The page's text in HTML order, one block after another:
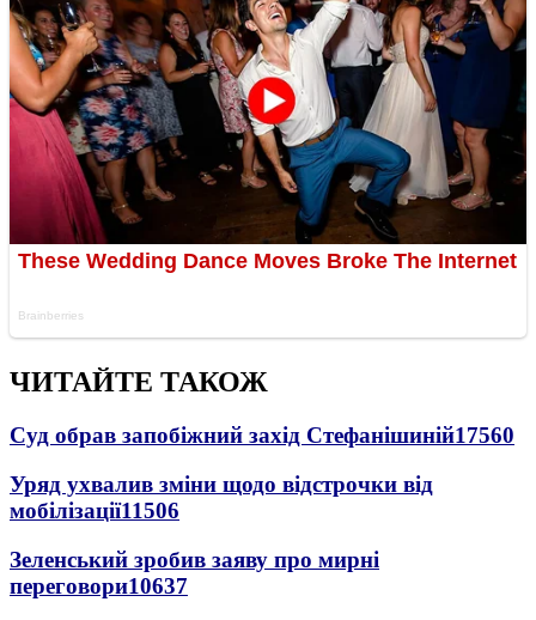
ЧИТАЙТЕ ТАКОЖ
Суд обрав запобіжний захід Стефанішиній17560
Уряд ухвалив зміни щодо відстрочки від
мобілізації11506
Зеленський зробив заяву про мирні
переговори10637